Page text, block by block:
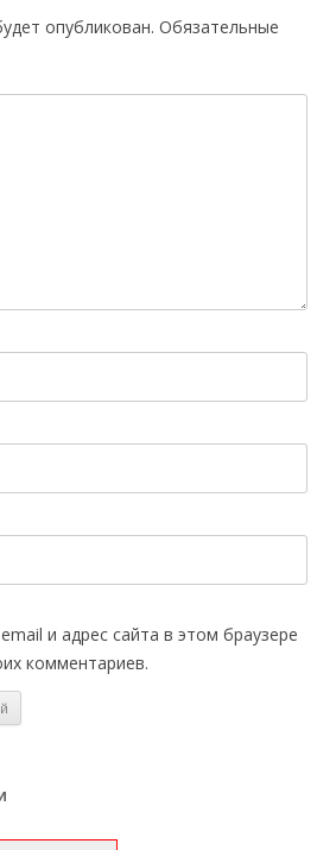
опубликован. Обязательные
и адрес сайта в этом браузере
комментариев.